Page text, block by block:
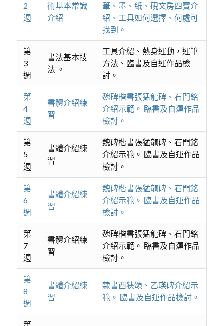
2
週
術基本常識
介紹
筆、墨、紙、硯文房四寶介
紹、工具如何選擇、何處可
找到。
第
3
週
書法基本技
法 。
工具介紹、熱身運動，運筆
方法、臨書及自運作品檢
討。
第
4
週
書體介紹練
習
魏碑楷書張猛龍碑、石門銘
介紹示範。 臨書及自運作品
檢討。
第
5
週
書體介紹練
習
魏碑楷書張猛龍碑、石門銘
介紹示範。 臨書及自運作品
檢討。
第
6
週
書體介紹練
習
魏碑楷書張猛龍碑、石門銘
介紹示範。 臨書及自運作品
檢討。
第
7
週
書體介紹練
習
魏碑楷書張猛龍碑、石門銘
介紹示範。 臨書及自運作品
檢討。
第
8
週
書體介紹練
習
隸書西狹頌、乙瑛碑介紹示
範。 臨書及自運作品檢討。